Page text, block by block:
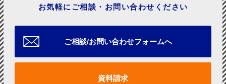
お気軽にご相談・お問い合わせください
ご相談/お問い合わせフォームへ
資料請求